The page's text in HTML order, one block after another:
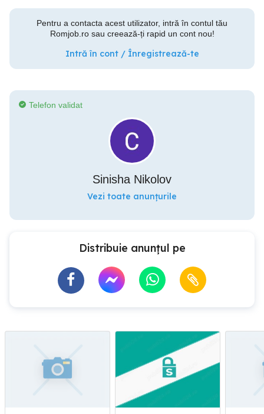
Pentru a contacta acest utilizator, intră în contul tău
Romjob.ro sau creează-ți rapid un cont nou!
Intră în cont / Înregistrează-te
Telefon validat
Sinisha Nikolov
Vezi toate anunțurile
Distribuie anunțul pe